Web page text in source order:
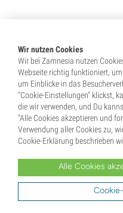
Peruanischen
Stangenkaktus (Echinopsis
peruviana) 20 Samen
95€
+8 zusätzliche Gift Points
You might also like
Wir nutzen Cookies
Wir bei Zamnesia nutzen
Webseite richtig funktioniert,
um Einblicke in das
"Cookie-Einstellungen" klickst,
die wir verwenden, und Du
"Alle Cookies akzeptieren und
Verwendung aller Cookies zu,
Cookie-Erklärung beschrieben
Alle Cookies